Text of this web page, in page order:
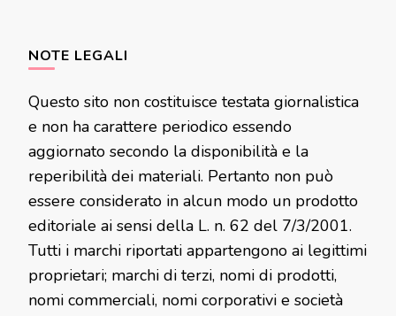
NOTE LEGALI
Questo sito non costituisce testata giornalistica
e non ha carattere periodico essendo
aggiornato secondo la disponibilità e la
reperibilità dei materiali. Pertanto non può
essere considerato in alcun modo un prodotto
editoriale ai sensi della L. n. 62 del 7/3/2001.
Tutti i marchi riportati appartengono ai legittimi
proprietari; marchi di terzi, nomi di prodotti,
nomi commerciali, nomi corporativi e società